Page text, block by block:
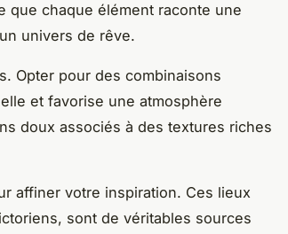
que chaque élément raconte une
univers de rêve.
Opter pour des combinaisons
et favorise une atmosphère
doux associés à des textures riches
affiner votre inspiration. Ces lieux
sont de véritables sources